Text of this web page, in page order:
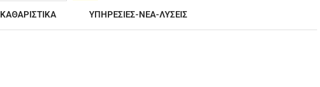
ΚΑΘΑΡΙΣΤΙΚΑ ΥΠΗΡΕΣΙΕΣ-ΝΕΑ-ΛΥΣΕΙΣ